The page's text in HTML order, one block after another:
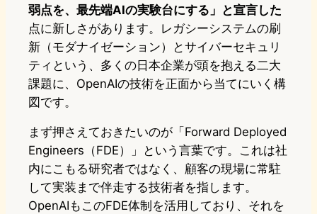
弱点を、最先端AIの実験台にする」と宣言した
点に新しさがあります。レガシーシステムの刷
新（モダナイゼーション）とサイバーセキュリ
ティという、多くの日本企業が頭を抱える二大
課題に、OpenAIの技術を正面から当てにいく構
図です。
まず押さえておきたいのが「Forward Deployed
Engineers（FDE）」という言葉です。これは社
内にこもる研究者ではなく、顧客の現場に常駐
して実装まで伴走する技術者を指します。
OpenAIもこのFDE体制を活用しており、それを